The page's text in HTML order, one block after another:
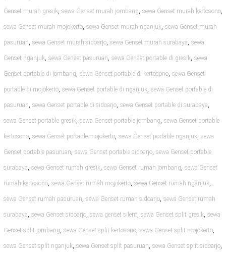
Genset murah gresik, sewa Genset murah jombang, sewa Genset murah kertosono,
sewa Genset murah mojokerto, sewa Genset murah nganjuk, sewa Genset murah
pasuruan, sewa Genset murah sidoarjo, sewa Genset murah surabaya, sewa
Genset nganjuk, sewa Genset pasuruan, sewa Genset portable di gresik, sewa
Genset portable di jombang, sewa Genset portable di kertosono, sewa Genset
portable di mojokerto, sewa Genset portable di nganjuk, sewa Genset portable di
pasuruan, sewa Genset portable di sidoarjo, sewa Genset portable di surabaya,
sewa Genset portable gresik, sewa Genset portable jombang, sewa Genset portable
kertosono, sewa Genset portable mojokerto, sewa Genset portable nganjuk, sewa
Genset portable pasuruan, sewa Genset portable sidoarjo, sewa Genset portable
surabaya, sewa Genset rumah gresik, sewa Genset rumah jombang, sewa Genset
rumah kertosono, sewa Genset rumah mojokerto, sewa Genset rumah nganjuk,
sewa Genset rumah pasuruan, sewa Genset rumah sidoarjo, sewa Genset rumah
surabaya, sewa Genset sidoarjo, sewa genset silent, sewa Genset split gresik, sewa
Genset split jombang, sewa Genset split kertosono, sewa Genset split mojokerto,
sewa Genset split nganjuk, sewa Genset split pasuruan, sewa Genset split sidoarjo,